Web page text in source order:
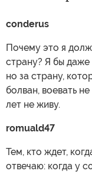
conderus
Почему это я
страну? Я бы даже
но за страну,
болван, воевать
лет не живу.
romuald47
Тем, кто ждет,
отвечаю: когда у